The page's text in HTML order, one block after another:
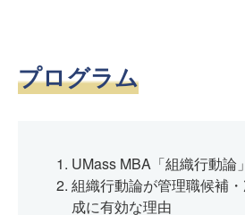
プログラム
UMass MBA「組織行動論
組織行動論が管理職候補
成に有効な理由